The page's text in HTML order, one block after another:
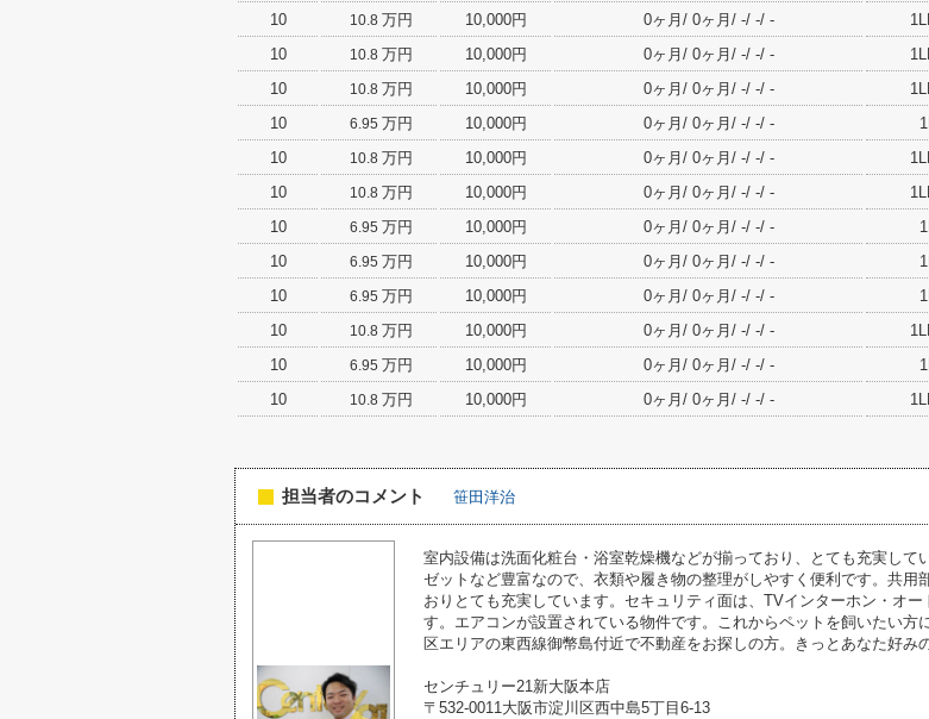
10
10.8 万円 10,000円 0ヶ月/ 0ヶ月/ -/ -/ -
10
10.8 万円 10,000円 0ヶ月/ 0ヶ月/ -/ -/ -
10
10.8 万円 10,000円 0ヶ月/ 0ヶ月/ -/ -/ -
10
6.95 万円 10,000円 0ヶ月/ 0ヶ月/ -/ -/ -
10
10.8 万円 10,000円 0ヶ月/ 0ヶ月/ -/ -/ -
10
10.8 万円 10,000円 0ヶ月/ 0ヶ月/ -/ -/ -
10
6.95 万円 10,000円 0ヶ月/ 0ヶ月/ -/ -/ -
10
6.95 万円 10,000円 0ヶ月/ 0ヶ月/ -/ -/ -
10
6.95 万円 10,000円 0ヶ月/ 0ヶ月/ -/ -/ -
10
10.8 万円 10,000円 0ヶ月/ 0ヶ月/ -/ -/ -
10
6.95 万円 10,000円 0ヶ月/ 0ヶ月/ -/ -/ -
10
10.8 万円 10,000円 0ヶ月/ 0ヶ月/ -/ -/ -
担当者のコメント 笹田洋治
室内設備は洗面化粧台・浴室乾燥機などが揃っており、とても充実し
ゼットなど豊富なので、衣類や履き物の整理がしやすく便利です。共
おりとても充実しています。セキュリティ面は、TVインターホン・オ
す。エアコンが設置されている物件です。これからペットを飼いたい方
区エリアの東西線御幣島付近で不動産をお探しの方。きっとあなた好み
センチュリー21新大阪本店
〒532-0011大阪市淀川区西中島5丁目6-13